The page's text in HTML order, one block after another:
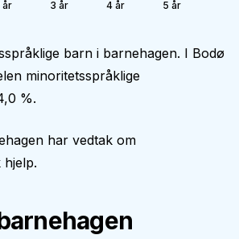
år 3 år 4 år 5 år
barn i barnehagen. I Bodø
minoritetsspråklige
%.
har vedtak om
hjelp.